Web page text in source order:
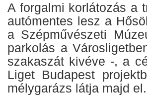
A forgalmi korlátozás a
autómentes lesz a
a Szépművészeti
parkolás a
szakaszát kivéve -, a
Liget Budapest
mélygarázs látja majd el.